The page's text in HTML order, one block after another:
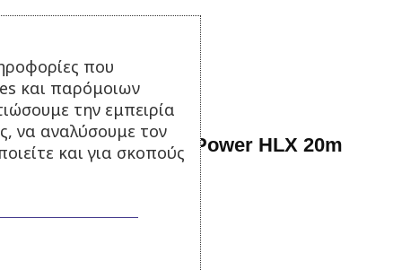
Λάστιχο Ποτίσματος Power HLX 20m
19,90€ με Φ.Π.Α.
που
και παρόμοιων
την εμπειρία
να αναλύσουμε τον
και για σκοπούς